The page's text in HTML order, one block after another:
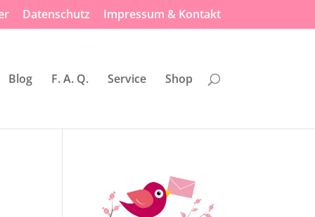
Datenschutz Impressum & Kontakt
Blog F. A. Q. Service Shop